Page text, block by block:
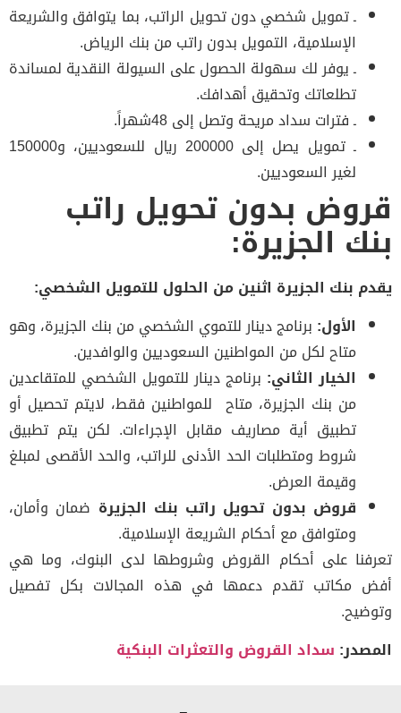
ـ تمويل شخصي دون تحويل الراتب، بما يتوافق والشريعة
الإسلامية، التمويل بدون راتب من بنك الرياض.
ـ يوفر لك سهولة الحصول على السيولة النقدية لمساندة
تطلعاتك وتحقيق أهدافك.
ـ فترات سداد مريحة وتصل إلى 48شهراً.
ـ تمويل يصل إلى 200000 ريال للسعوديين، و150000
لغير السعوديين.
بدون تحويل راتب
الجزيرة:
بنك الجزيرة اثنين من الحلول للتمويل الشخصي:
الأول:برنامج دينار للتموي الشخصي من بنك الجزيرة، وهو
متاح لكل من المواطنين السعوديين والوافدين.
الخيار الثاني:برنامج دينار للتمويل الشخصي للمتقاعدين
من بنك الجزيرة، متاح للمواطنين فقط، لايتم تحصيل أو
تطبيق أية مصاريف مقابل الإجراءات. لكن يتم تطبيق
شروط ومتطلبات الحد الأدنى للراتب، والحد الأقصى لمبلغ
وقيمة العرض.
قروض بدون تحويل راتب بنك الجزيرةضمان وأمان،
ومتوافق مع أحكام الشريعة الإسلامية.
على أحكام القروض وشروطها لدى البنوك، وما هي
مكاتب تقدم دعمها في هذه المجالات بكل تفصيل
سداد القروض والتعثرات البنكية